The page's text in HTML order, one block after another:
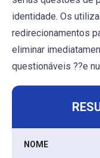
identidade. Os
redirecionamentos
eliminar
questionáveis ??e
NOME